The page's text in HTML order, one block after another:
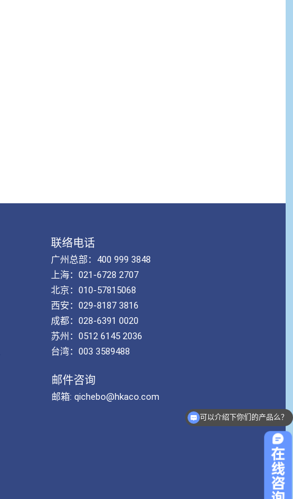
联络电话
广州总部：400 999 3848
上海：021-6728 2707
北京：010-57815068
西安：029-8187 3816
成都：028-6391 0020
苏州：0512 6145 2036
台湾：003 3589488
邮件咨询
邮箱: qichebo@hkaco.com
可以介绍下你们的产品么？
产品如何购买？